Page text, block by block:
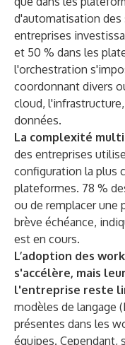
d'automatisation des
entreprises
et 50 % dans les
l'orchestration
coordonnant divers
cloud,
données.
La complexité
des entreprises
configuration la plus
plateformes. 78 %
ou de remplacer une
brève échéance,
est en cours.
L’adoption des
s'accélère, mais
l'entreprise reste
modèles de langage
présentes dans les
équipes. Cependant,